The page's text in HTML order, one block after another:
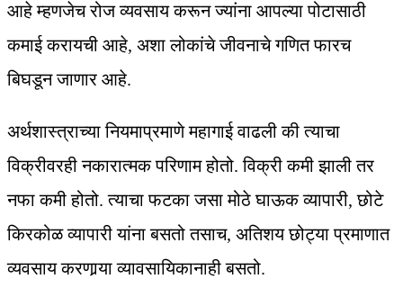
आहे म्हणजेच रोज व्यवसाय करून ज्यांना आपल्या पोटासाठी
कमाई करायची आहे, अशा लोकांचे जीवनाचे गणित फारच
बिघडून जाणार आहे.
अर्थशास्त्राच्या नियमाप्रमाणे महागाई वाढली की त्याचा
विक्रीवरही नकारात्मक परिणाम होतो. विक्री कमी झाली तर
नफा कमी होतो. त्याचा फटका जसा मोठे घाऊक व्यापारी, छोटे
किरकोळ व्यापारी यांना बसतो तसाच, अतिशय छोट्या प्रमाणात
व्यवसाय करणार्‍या व्यावसायिकानाही बसतो.